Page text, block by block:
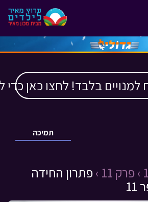
למנויים בלבד! לחצו כאן כדי
תמיכה
פרק 11 ›
פתרון החידה